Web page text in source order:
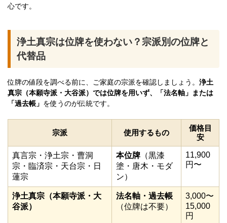
心です。
浄土真宗は位牌を使わない？宗派別の位牌と
代替品
位牌の値段を調べる前に、ご家庭の宗派を確認しましょう。 浄土
真宗（本願寺派・大谷派）では位牌を用いず、「法名軸」または
「過去帳」 を使うのが伝統です。
宗派 使用するもの
価格目
安
真言宗・浄土宗・曹洞
宗・臨済宗・天台宗・日
蓮宗
本位牌 （黒漆
塗・唐木・モダ
ン）
11,900
円〜
浄土真宗（本願寺派・大
谷派）
法名軸・過去帳
（位牌は不要）
3,000〜
15,000
円